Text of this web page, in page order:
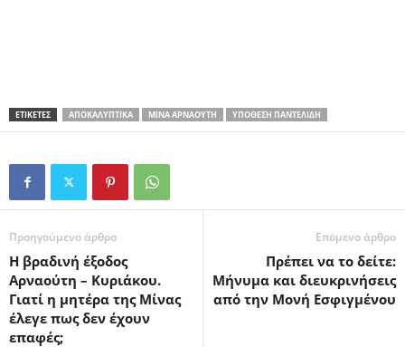
ΕΤΙΚΕΤΕΣ ΑΠΟΚΑΛΥΠΤΙΚΆ ΜΊΝΑ ΑΡΝΑΟΎΤΗ ΥΠΌΘΕΣΗ ΠΑΝΤΕΛΊΔΗ
Προηγούμενο άρθρο
Η βραδινή έξοδος
Αρναούτη – Κυριάκου.
Γιατί η μητέρα της Μίνας
έλεγε πως δεν έχουν
επαφές;
Επόμενο άρθρο
Πρέπει να το δείτε:
Μήνυμα και διευκρινήσεις
από την Μονή Εσφιγμένου